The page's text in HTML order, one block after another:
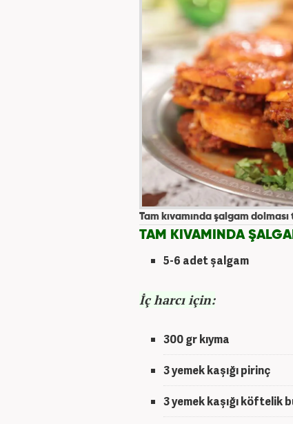
Tam kıvamında şalgam
TAM KIVAMINDA
5-6 adet şalgam
İç harcı için:
300 gr kıyma
3 yemek kaşığı pirinç
3 yemek kaşığı köftelik